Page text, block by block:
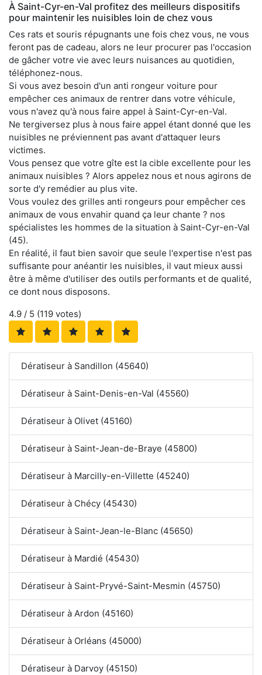
À Saint-Cyr-en-Val profitez des meilleurs dispositifs
pour maintenir les nuisibles loin de chez vous
Ces rats et souris répugnants une fois chez vous, ne vous
feront pas de cadeau, alors ne leur procurer pas l'occasion
de gâcher votre vie avec leurs nuisances au quotidien,
téléphonez-nous.
Si vous avez besoin d'un anti rongeur voiture pour
empêcher ces animaux de rentrer dans votre véhicule,
vous n'avez qu'à nous faire appel à Saint-Cyr-en-Val.
Ne tergiversez plus à nous faire appel étant donné que les
nuisibles ne préviennent pas avant d'attaquer leurs
victimes.
Vous pensez que votre gîte est la cible excellente pour les
animaux nuisibles ? Alors appelez nous et nous agirons de
sorte d'y remédier au plus vite.
Vous voulez des grilles anti rongeurs pour empêcher ces
animaux de vous envahir quand ça leur chante ? nos
spécialistes les hommes de la situation à Saint-Cyr-en-Val
(45).
En réalité, il faut bien savoir que seule l'expertise n'est pas
suffisante pour anéantir les nuisibles, il vaut mieux aussi
être à même d'utiliser des outils performants et de qualité,
ce dont nous disposons.
4.9 / 5 (119 votes)
Dératiseur à Sandillon (45640)
Dératiseur à Saint-Denis-en-Val (45560)
Dératiseur à Olivet (45160)
Dératiseur à Saint-Jean-de-Braye (45800)
Dératiseur à Marcilly-en-Villette (45240)
Dératiseur à Chécy (45430)
Dératiseur à Saint-Jean-le-Blanc (45650)
Dératiseur à Mardié (45430)
Dératiseur à Saint-Pryvé-Saint-Mesmin (45750)
Dératiseur à Ardon (45160)
Dératiseur à Orléans (45000)
Dératiseur à Darvoy (45150)